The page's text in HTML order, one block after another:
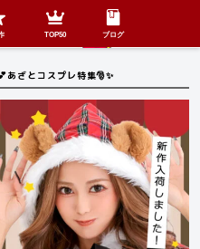
TOP50 ブログ
あざとコスプレ特集🎅✨